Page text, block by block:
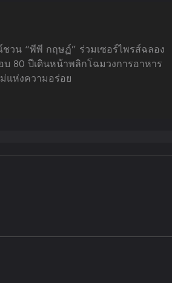
วน “พีพี กฤษฏ์” ร่วมเซอร์ไพรส์ฉลอง
80 ปีเดินหน้าพลิกโฉมวงการอาหาร
แห่งความอร่อย